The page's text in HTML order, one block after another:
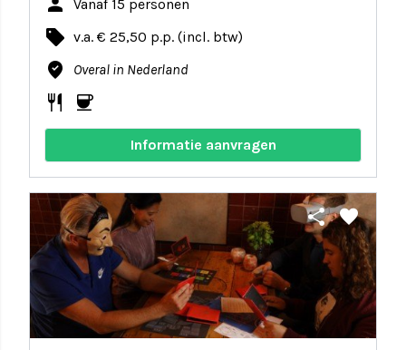
Vanaf 15 personen
local_offer v.a. € 25,50 p.p. (incl. btw)
where_to_vote Overal in Nederland
restaurant coffee
Informatie aanvragen
share favorite